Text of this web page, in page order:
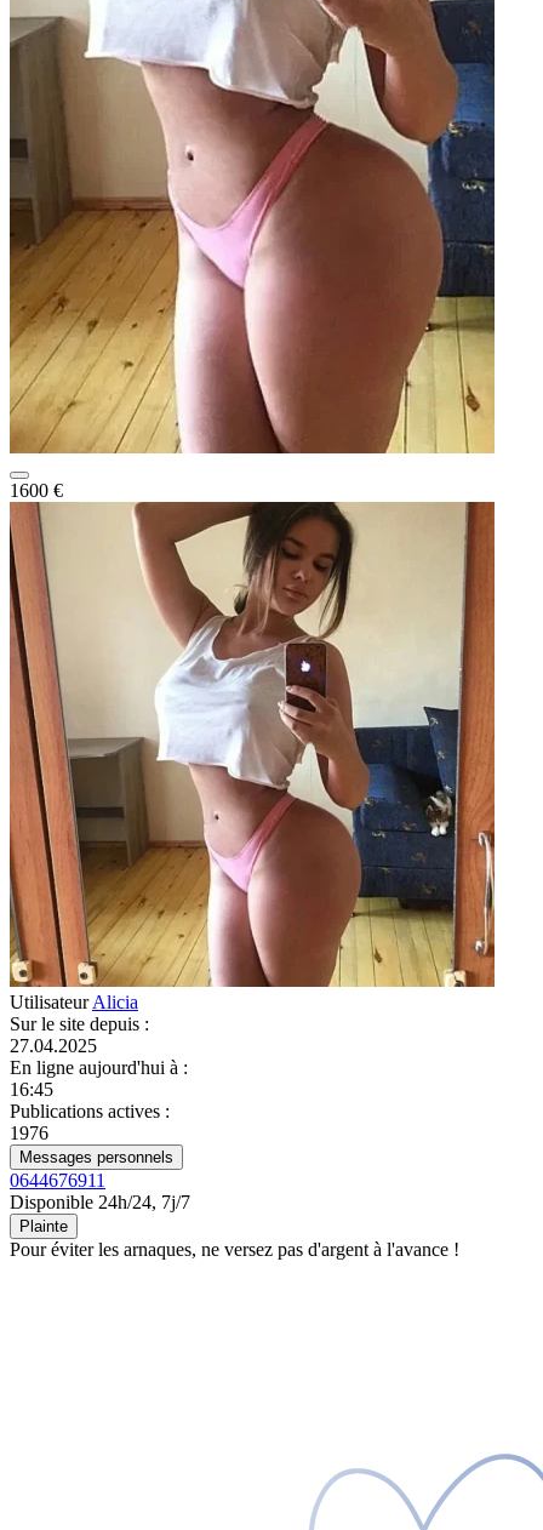
1600 €
UtilisateurAlicia
Sur le site depuis :
27.04.2025
En ligne aujourd'hui à :
16:45
Publications actives :
1976
Messages personnels
0644676911
Disponible 24h/24, 7j/7
Plainte
Pour éviter les arnaques, ne versez pas d'argent à l'avance !